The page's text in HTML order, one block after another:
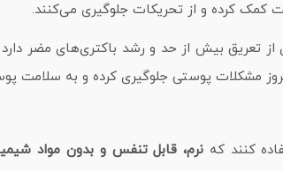
کمک کرده و از تحریکات جلوگیری می‌کنند.
تعریق بیش از حد و رشد باکتری‌های مضر
بروز مشکلات پوستی جلوگیری کرده و به
کنند که نرم، قابل تنفس و بدون مواد